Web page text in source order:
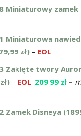
Miniaturowy zamek
Miniaturowa
zł) – EOL
Zaklęte twory
– EOL, 209,99 zł –
Zamek Disneya